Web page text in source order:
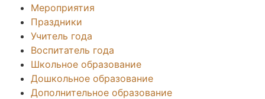
Мероприятия
Праздники
Учитель года
Воспитатель года
Школьное образование
Дошкольное образование
Дополнительное образование